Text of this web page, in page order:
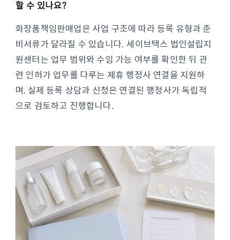
할 수 있나요?
화장품책임판매업은 사업 구조에 따라 등록 유형과 준
비서류가 달라질 수 있습니다. 세이브택스 법인설립지
원센터는 업무 범위와 수임 가능 여부를 확인한 뒤 관
련 인허가 업무를 다루는 제휴 행정사 연결을 지원하
며, 실제 등록 상담과 신청은 연결된 행정사가 독립적
으로 검토하고 진행합니다.